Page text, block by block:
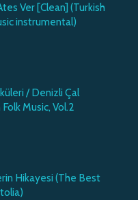
Ver [Clean] (Turkish
instrumental)
/ Denizli Çal
Music, Vol.2
Hikayesi (The Best